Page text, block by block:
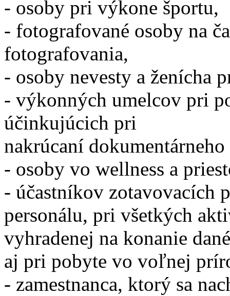
- osoby pri výkone športu,
- fotografované osoby na
fotografovania,
- osoby nevesty a ženícha
- výkonných umelcov pri
účinkujúcich pri
nakrúcaní
- osoby vo wellness a
- účastníkov zotavovacích
personálu, pri všetkých
vyhradenej na konanie
aj pri pobyte vo voľnej
- zamestnanca, ktorý sa